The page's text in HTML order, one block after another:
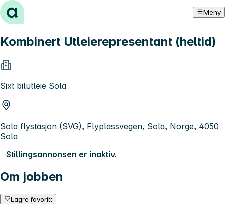
Hopp til innhold Meny
Kombinert Utleierepresentant (heltid)
Sixt bilutleie Sola
Sola flystasjon (SVG), Flyplassvegen, Sola, Norge, 4050
Sola
Stillingsannonsen er inaktiv.
Om jobben
Lagre favoritt